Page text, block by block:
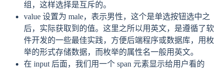
组，这样选择是互斥的。
value 设置为 male，表示男性，这个是单选按钮选中之
后，实际获取到的值。这里之所以用英文，是遵循了软
件开发的一些最佳实践，方便后端程序或数据库，用枚
举的形式存储数据，而枚举的属性名一般用英文。
在 input 后面，我们用一个 span 元素显示给用户看的